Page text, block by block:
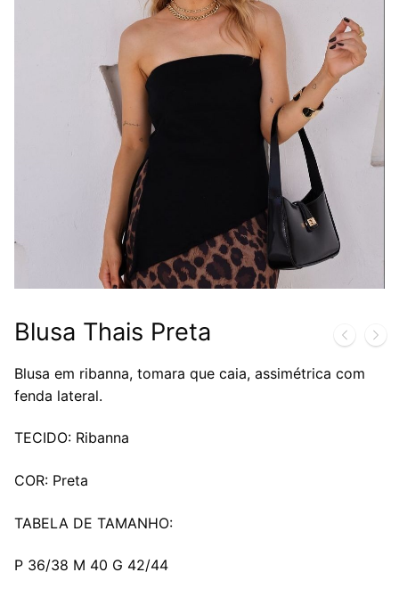
Blusa Thais Preta
Blusa em ribanna, tomara que caia, assimétrica com
fenda lateral.
TECIDO: Ribanna
COR: Preta
TABELA DE TAMANHO:
P 36/38 M 40 G 42/44